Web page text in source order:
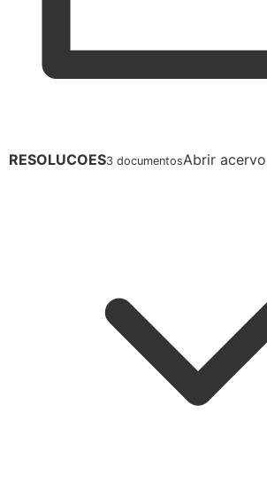
RESOLUCOES3 documentosAbrir acervo